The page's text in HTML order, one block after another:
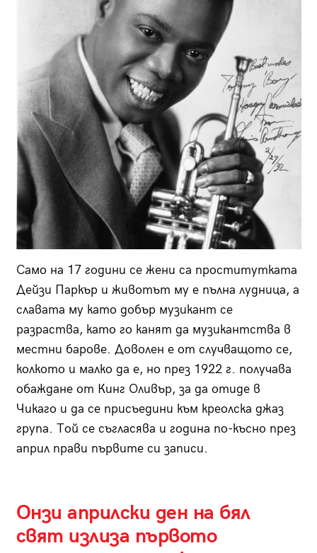
Само на 17 години се жени са проститутката
Дейзи Паркър и животът му е пълна лудница, а
славата му като добър музикант се
разраства, като го канят да музикантства в
местни барове. Доволен е от случващото се,
колкото и малко да е, но през 1922 г. получава
обаждане от Кинг Оливър, за да отиде в
Чикаго и да се присъедини към креолска джаз
група. Той се съгласява и година по-късно през
април прави първите си записи.
Онзи априлски ден на бял
свят излиза първото